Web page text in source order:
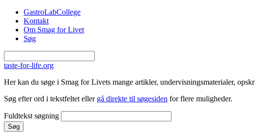
Gå til hovedindhold
GastroLabCollege
Kontakt
Om Smag for Livet
Søg
taste-for-life.org
Her kan du søge i Smag for Livets mange artikler, undervisningsmaterialer,
Søg efter ord i tekstfeltet eller gå direkte til søgesiden for flere muligheder.
Fuldtekst søgning